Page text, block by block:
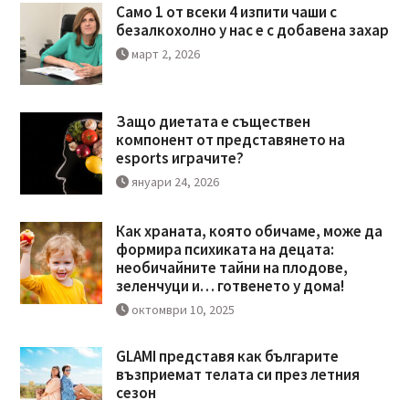
Само 1 от всеки 4 изпити чаши с
безалкохолно у нас е с добавена захар
март 2, 2026
Защо диетата е съществен
компонент от представянето на
esports играчите?
януари 24, 2026
Как храната, която обичаме, може да
формира психиката на децата:
необичайните тайни на плодове,
зеленчуци и… готвенето у дома!
октомври 10, 2025
GLAMI представя как българите
възприемат телата си през летния
сезон